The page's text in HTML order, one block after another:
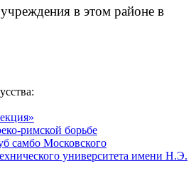
в этом районе в
римской борьбе
самбо Московского
университета имени Н.Э.